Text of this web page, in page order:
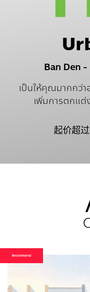
Ban Den
เป็นให้คุณมากกว่
เพิ่มการตกแต่
起价超过
Recommend